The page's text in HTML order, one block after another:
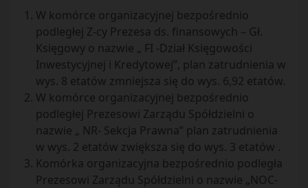
W komórce organizacyjnej bezpośrednio
podległej Z-cy Prezesa ds. finansowych – Gł.
Księgowy o nazwie „ FI -Dział Księgowości
Inwestycyjnej i Kredytowej”, plan zatrudnienia w
wys. 8 etatów zmniejsza się do wys. 6,92 etatów.
W komórce organizacyjnej bezpośrednio
podległej Prezesowi Zarządu Spółdzielni o
nazwie „ NR- Sekcja Prawna” plan zatrudnienia
w wys. 2 etatów zwiększa się do wys. 3 etatów .
Komórka organizacyjna bezpośrednio podległa
Prezesowi Zarządu Spółdzielni o nazwie „NOC-